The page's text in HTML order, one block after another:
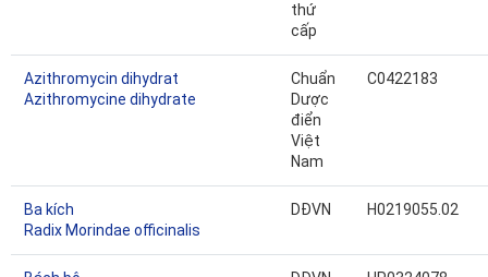
thứ
cấp
Azithromycin dihydrat
Azithromycine dihydrate
Chuẩn
Dược
điển
Việt
Nam
C0422183
Ba kích
Radix Morindae officinalis
DĐVN H0219055.02